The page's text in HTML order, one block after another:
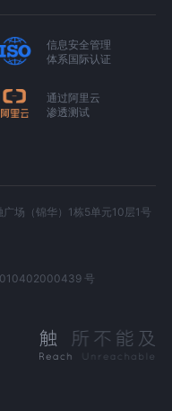
信息安全管理
体系国际认证
通过阿里云
渗透测试
场（锦华）1栋5单元10层1号
号